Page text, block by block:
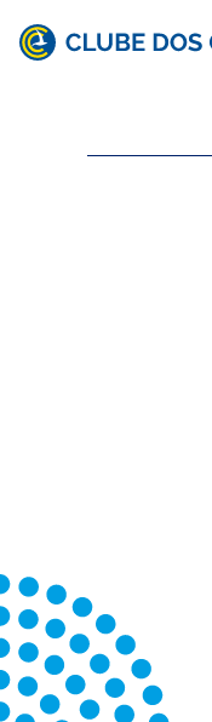
Caiçaras